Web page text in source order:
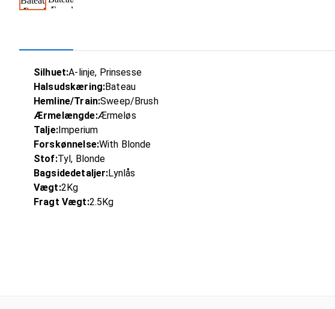
Silhuet:A-linje, Prinsesse
Halsudskæring:Bateau
Hemline/Train:Sweep/Brush
Ærmelængde:Ærmeløs
Talje:Imperium
Forskønnelse:With Blonde
Stof:Tyl, Blonde
Bagsidedetaljer:Lynlås
Vægt:2Kg
Fragt Vægt:2.5Kg